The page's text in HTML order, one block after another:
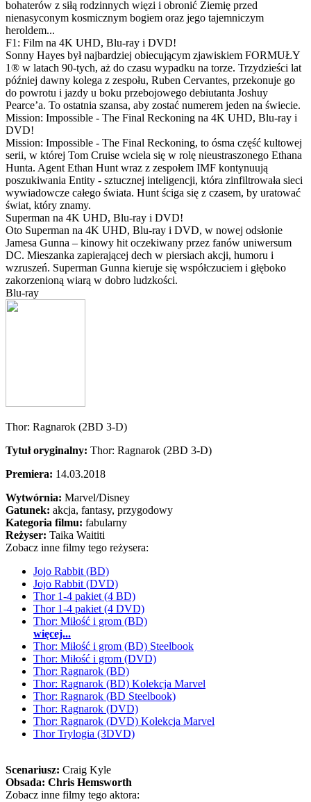
bohaterów z siłą rodzinnych więzi i obronić Ziemię przed
nienasyconym kosmicznym bogiem oraz jego tajemniczym
heroldem...
F1: Film na 4K UHD, Blu-ray i DVD!
Sonny Hayes był najbardziej obiecującym zjawiskiem FORMUŁY
1® w latach 90-tych, aż do czasu wypadku na torze. Trzydzieści lat
później dawny kolega z zespołu, Ruben Cervantes, przekonuje go
do powrotu i jazdy u boku przebojowego debiutanta Joshuy
Pearce’a. To ostatnia szansa, aby zostać numerem jeden na świecie.
Mission: Impossible - The Final Reckoning na 4K UHD, Blu-ray i
DVD!
Mission: Impossible - The Final Reckoning, to ósma część kultowej
serii, w której Tom Cruise wciela się w rolę nieustraszonego Ethana
Hunta. Agent Ethan Hunt wraz z zespołem IMF kontynuują
poszukiwania Entity - sztucznej inteligencji, która zinfiltrowała sieci
wywiadowcze całego świata. Hunt ściga się z czasem, by uratować
świat, który znamy.
Superman na 4K UHD, Blu-ray i DVD!
Oto Superman na 4K UHD, Blu-ray i DVD, w nowej odsłonie
Jamesa Gunna – kinowy hit oczekiwany przez fanów uniwersum
DC. Mieszanka zapierającej dech w piersiach akcji, humoru i
wzruszeń. Superman Gunna kieruje się współczuciem i głęboko
zakorzenioną wiarą w dobro ludzkości.
Blu-ray
Thor: Ragnarok (2BD 3-D)
Tytuł oryginalny: Thor: Ragnarok (2BD 3-D)
Premiera: 14.03.2018
Wytwórnia: Marvel/Disney
Gatunek: akcja, fantasy, przygodowy
Kategoria filmu: fabularny
Reżyser: Taika Waititi
Zobacz inne filmy tego reżysera:
Jojo Rabbit (BD)
Jojo Rabbit (DVD)
Thor 1-4 pakiet (4 BD)
Thor 1-4 pakiet (4 DVD)
Thor: Miłość i grom (BD)
więcej...
Thor: Miłość i grom (BD) Steelbook
Thor: Miłość i grom (DVD)
Thor: Ragnarok (BD)
Thor: Ragnarok (BD) Kolekcja Marvel
Thor: Ragnarok (BD Steelbook)
Thor: Ragnarok (DVD)
Thor: Ragnarok (DVD) Kolekcja Marvel
Thor Trylogia (3DVD)
Scenariusz: Craig Kyle
Obsada: Chris Hemsworth
Zobacz inne filmy tego aktora: